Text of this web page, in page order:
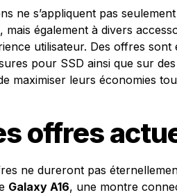
ne s’appliquent pas
également à divers
utilisateur. Des offres sont
pour SSD ainsi que sur
maximiser leurs économies
offres
ne dureront pas
Galaxy A16, une montre